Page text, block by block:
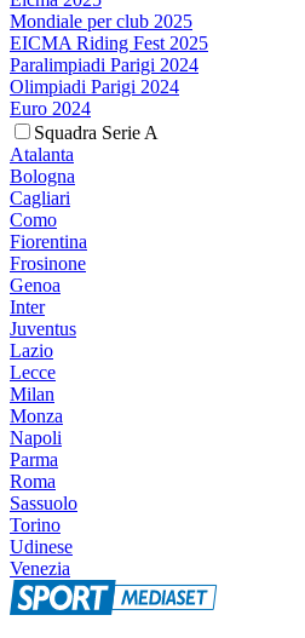
Mondiale per club 2025
EICMA Riding Fest 2025
Paralimpiadi Parigi 2024
Olimpiadi Parigi 2024
Euro 2024
Squadra Serie A
Atalanta
Bologna
Cagliari
Como
Fiorentina
Frosinone
Genoa
Inter
Juventus
Lazio
Lecce
Milan
Monza
Napoli
Parma
Roma
Sassuolo
Torino
Udinese
Venezia